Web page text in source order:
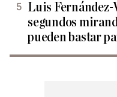
Luis Fernández-
segundos
pueden bastar